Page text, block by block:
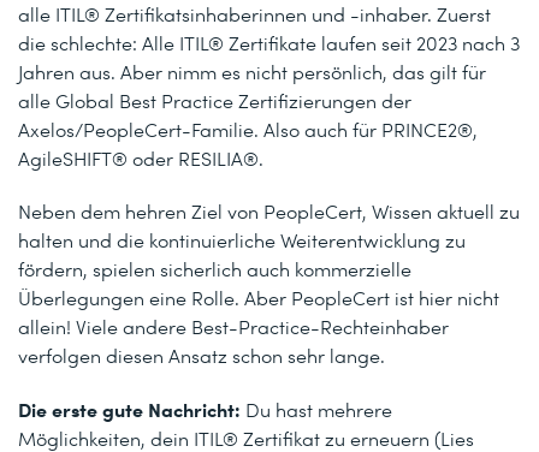
alle ITIL® Zertifikatsinhaberinnen und -inhaber. Zuerst
die schlechte: Alle ITIL® Zertifikate laufen seit 2023 nach 3
Jahren aus. Aber nimm es nicht persönlich, das gilt für
alle Global Best Practice Zertifizierungen der
Axelos/PeopleCert-Familie. Also auch für PRINCE2®,
AgileSHIFT® oder RESILIA®.
Neben dem hehren Ziel von PeopleCert, Wissen aktuell zu
halten und die kontinuierliche Weiterentwicklung zu
fördern, spielen sicherlich auch kommerzielle
Überlegungen eine Rolle. Aber PeopleCert ist hier nicht
allein! Viele andere Best-Practice-Rechteinhaber
verfolgen diesen Ansatz schon sehr lange.
Die erste gute Nachricht: Du hast mehrere
Möglichkeiten, dein ITIL® Zertifikat zu erneuern (Lies